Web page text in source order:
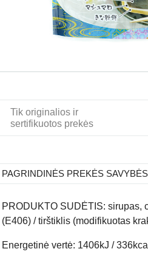
Tik originalios ir
sertifikuotos prekės
PAGRINDINĖS PREKĖS SAVYBĖS
PRODUKTO SUDĖTIS: sirupas,
(E406) / tirštiklis (modifikuotas
Energetinė vertė: 1406kJ / 336kcal